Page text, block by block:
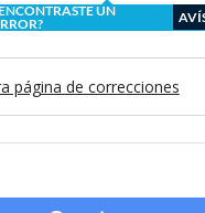
UN
página de correcciones